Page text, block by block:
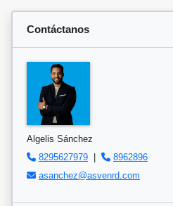
Contáctanos
Algelis Sánchez
8295627979
8962896
asanchez@asvenrd.com